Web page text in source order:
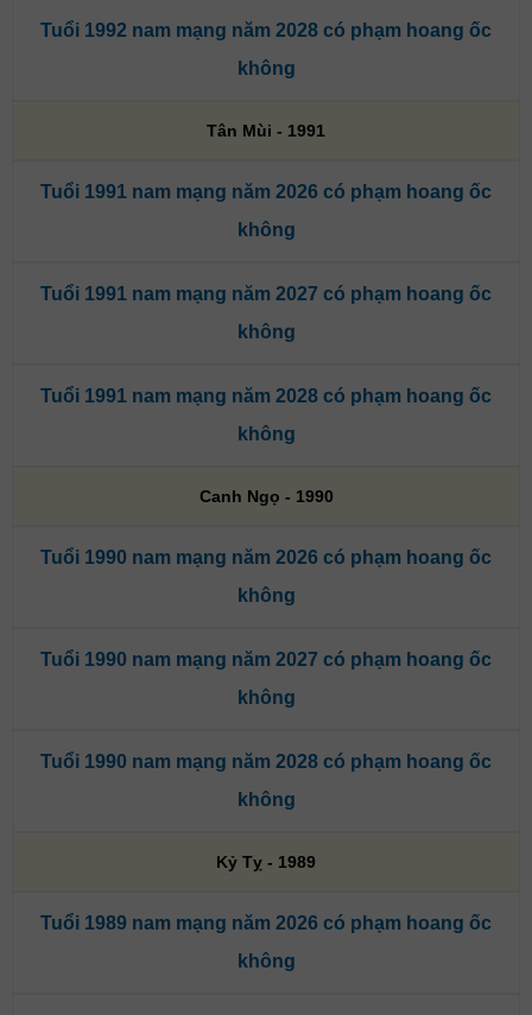
Tuổi 1992 nam mạng năm 2028 có phạm hoang ốc
không
Tân Mùi - 1991
Tuổi 1991 nam mạng năm 2026 có phạm hoang ốc
không
Tuổi 1991 nam mạng năm 2027 có phạm hoang ốc
không
Tuổi 1991 nam mạng năm 2028 có phạm hoang ốc
không
Canh Ngọ - 1990
Tuổi 1990 nam mạng năm 2026 có phạm hoang ốc
không
Tuổi 1990 nam mạng năm 2027 có phạm hoang ốc
không
Tuổi 1990 nam mạng năm 2028 có phạm hoang ốc
không
Kỷ Tỵ - 1989
Tuổi 1989 nam mạng năm 2026 có phạm hoang ốc
không